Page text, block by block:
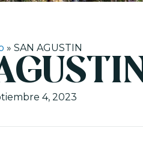
» SAN AGUSTIN
4, 2023